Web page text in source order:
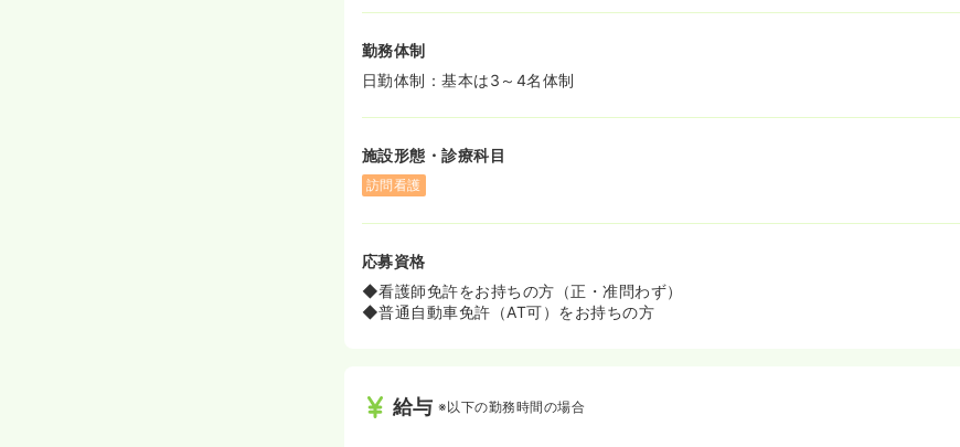
勤務体制
日勤体制：基本は3～4名体制
施設形態・診療科目
訪問看護
応募資格
◆看護師免許をお持ちの方（正・准問わず）
◆普通自動車免許（AT可）をお持ちの方
給与 ※以下の勤務時間の場合